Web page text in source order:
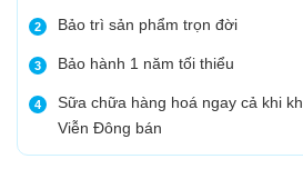
2 Bảo trì sản phẩm trọn đời
3 Bảo hành 1 năm tối thiểu
4
Sữa chữa hàng hoá ngay cả khi
Viễn Đông bán